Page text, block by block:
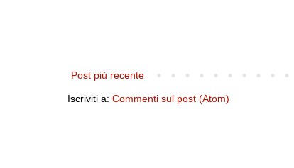
Post più recente
Iscriviti a: Commenti sul post (Atom)